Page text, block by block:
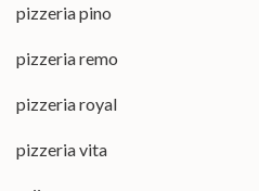
pizzeria pino
pizzeria remo
pizzeria royal
pizzeria vita